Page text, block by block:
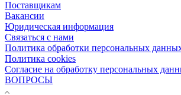
Поставщикам
Вакансии
Юридическая информация
Связаться с нами
Политика обработки персональных
Политика cookies
Согласие на обработку персональных
ВОПРОСЫ